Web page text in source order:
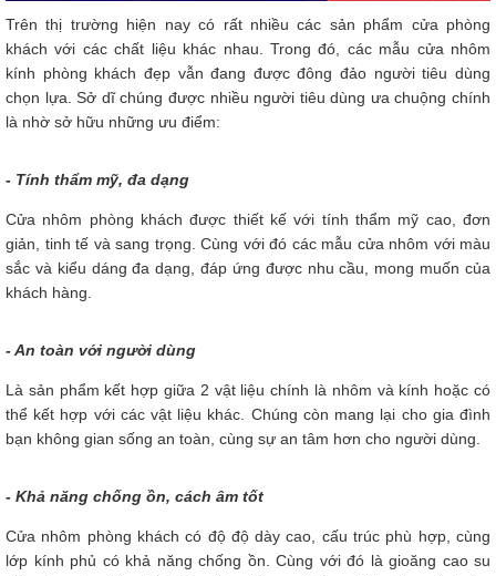
Trên thị trường hiện nay có rất nhiều các sản phẩm cửa phòng
khách với các chất liệu khác nhau. Trong đó, các mẫu cửa nhôm
kính phòng khách đẹp vẫn đang được đông đảo người tiêu dùng
chọn lựa. Sở dĩ chúng được nhiều người tiêu dùng ưa chuộng chính
là nhờ sở hữu những ưu điểm:
- Tính thẩm mỹ, đa dạng
Cửa nhôm phòng khách được thiết kế với tính thẩm mỹ cao, đơn
giản, tinh tế và sang trọng. Cùng với đó các mẫu cửa nhôm với màu
sắc và kiểu dáng đa dạng, đáp ứng được nhu cầu, mong muốn của
khách hàng.
- An toàn với người dùng
Là sản phẩm kết hợp giữa 2 vật liệu chính là nhôm và kính hoặc có
thể kết hợp với các vật liệu khác. Chúng còn mang lại cho gia đình
bạn không gian sống an toàn, cùng sự an tâm hơn cho người dùng.
- Khả năng chống ồn, cách âm tốt
Cửa nhôm phòng khách có độ độ dày cao, cấu trúc phù hợp, cùng
lớp kính phủ có khả năng chống ồn. Cùng với đó là gioăng cao su